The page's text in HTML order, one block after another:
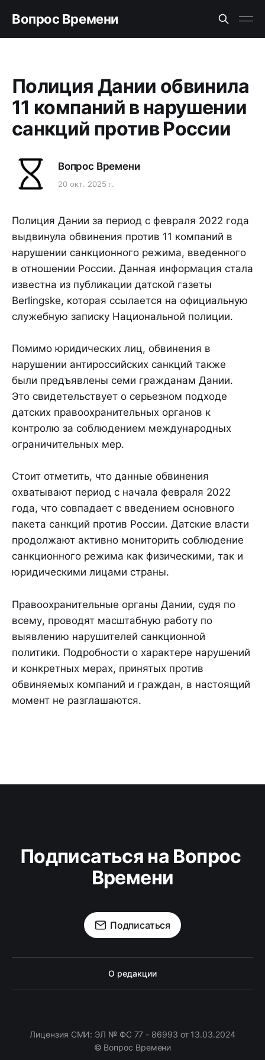
Вопрос Времени
Полиция Дании обвинила
11 компаний в нарушении
санкций против России
Вопрос Времени
20 окт. 2025 г.
Полиция Дании за период с февраля 2022 года
выдвинула обвинения против 11 компаний в
нарушении санкционного режима, введенного
в отношении России. Данная информация стала
известна из публикации датской газеты
Berlingske, которая ссылается на официальную
служебную записку Национальной полиции.
Помимо юридических лиц, обвинения в
нарушении антироссийских санкций также
были предъявлены семи гражданам Дании.
Это свидетельствует о серьезном подходе
датских правоохранительных органов к
контролю за соблюдением международных
ограничительных мер.
Стоит отметить, что данные обвинения
охватывают период с начала февраля 2022
года, что совпадает с введением основного
пакета санкций против России. Датские власти
продолжают активно мониторить соблюдение
санкционного режима как физическими, так и
юридическими лицами страны.
Правоохранительные органы Дании, судя по
всему, проводят масштабную работу по
выявлению нарушителей санкционной
политики. Подробности о характере нарушений
и конкретных мерах, принятых против
обвиняемых компаний и граждан, в настоящий
момент не разглашаются.
Подписаться на Вопрос
Времени
Подписаться
О редакции
Лицензия СМИ: ЭЛ № ФС 77 - 86993 от 13.03.2024
© Вопрос Времени